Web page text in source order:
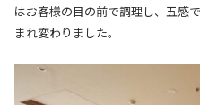
はお客様の目の前で調理し、五感
まれ変わりました。